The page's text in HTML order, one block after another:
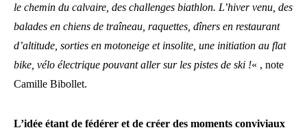
le chemin du calvaire, des challenges biathlon. L’hiver venu, des
balades en chiens de traîneau, raquettes, dîners en restaurant
d’altitude, sorties en motoneige et insolite, une initiation au flat
bike, vélo électrique pouvant aller sur les pistes de ski !« , note
Camille Bibollet.
L’idée étant de fédérer et de créer des moments conviviaux